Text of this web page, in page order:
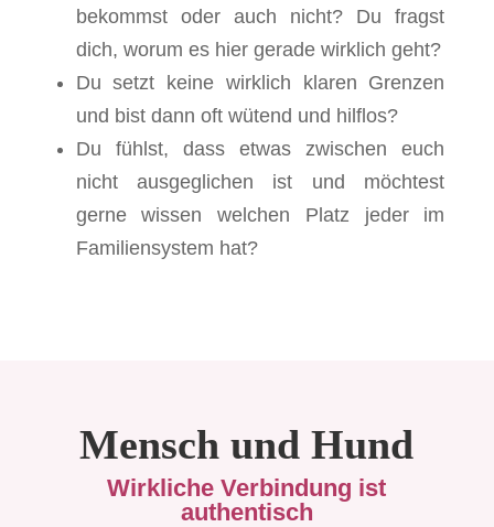
bekommst oder auch nicht? Du fragst
dich, worum es hier gerade wirklich geht?
Du setzt keine wirklich klaren Grenzen
und bist dann oft wütend und hilflos?
Du fühlst, dass etwas zwischen euch
nicht ausgeglichen ist und möchtest
gerne wissen welchen Platz jeder im
Familiensystem hat?
Mensch und Hund
Wirkliche Verbindung ist
authentisch